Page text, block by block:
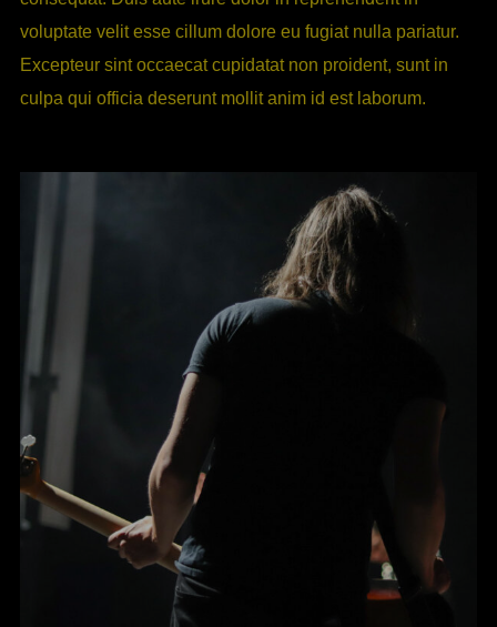
voluptate velit esse cillum dolore eu fugiat nulla pariatur.
Excepteur sint occaecat cupidatat non proident, sunt in
culpa qui officia deserunt mollit anim id est laborum.